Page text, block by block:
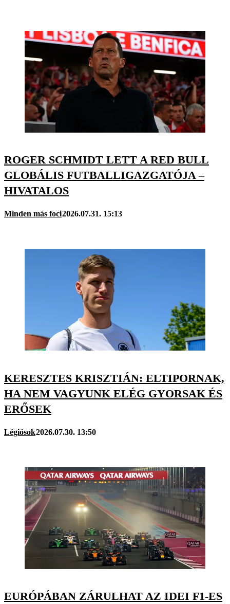
ROGER SCHMIDT LETT A RED BULL
GLOBÁLIS FUTBALLIGAZGATÓJA –
HIVATALOS
Minden más foci2026.07.31. 15:13
KERESZTES KRISZTIÁN: ELTIPORNAK,
HA NEM VAGYUNK ELÉG GYORSAK ÉS
ERŐSEK
Légiósok2026.07.30. 13:50
EURÓPÁBAN ZÁRULHAT AZ IDEI F1-ES